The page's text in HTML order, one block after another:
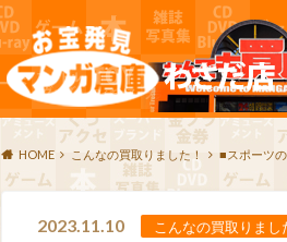
HOME こんなの買取りました！ ■スポーツ
2023.11.10 こんなの買取りまし